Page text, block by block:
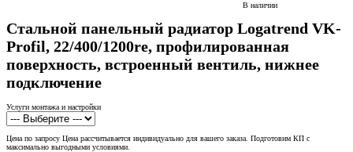
В наличии
Стальной панельный радиатор Logatrend VK-
Profil, 22/400/1200re, профилированная
поверхность, встроенный вентиль, нижнее
подключение
Услуги монтажа и настройки
Цена по запросу Цена рассчитывается индивидуально для вашего заказа. Подготовим КП с
максимально выгодными условиями.